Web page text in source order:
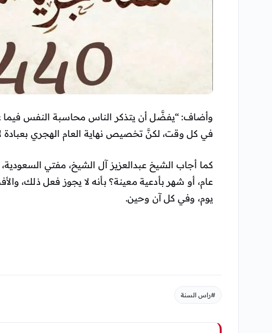
وأضاف: “يفضَّل أن يتذكر الناس محاسبة النفس فيما
في كل وقت، لكنَّ تخصيص نهاية العام الهجري بعبادة
كما أجاب الشيخ عبدالعزيز آل الشيخ، مفتي
عام، أو شهر بأدعية معينة؟ بأنه لا يجوز فعل ذلك،
يوم، وفي كل آن وحين.
#راس السنة